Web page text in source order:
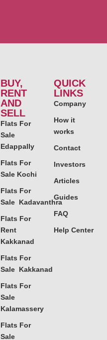
BUY,
RENT
AND
SELL
Flats For
Sale
Edappally
Flats For
Sale Kochi
Flats For
Sale Kadavanthra
Flats For
Rent
Kakkanad
Flats For
Sale Kakkanad
Flats For
Sale
Kalamassery
Flats For
Sale
QUICK
LINKS
Company
How it
works
Contact
Investors
Articles
Guides
FAQ
Help Center